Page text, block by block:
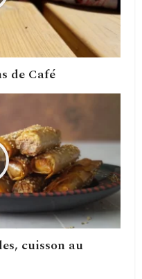
de Café
cuisson au